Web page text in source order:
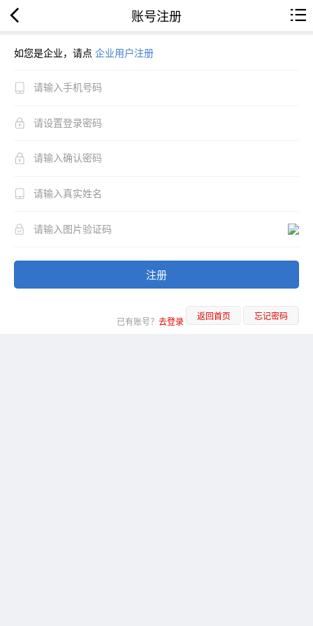
账号注册
如您是企业，请点 企业用户注册
注册
已有账号？ 去登录 返回首页 忘记密码